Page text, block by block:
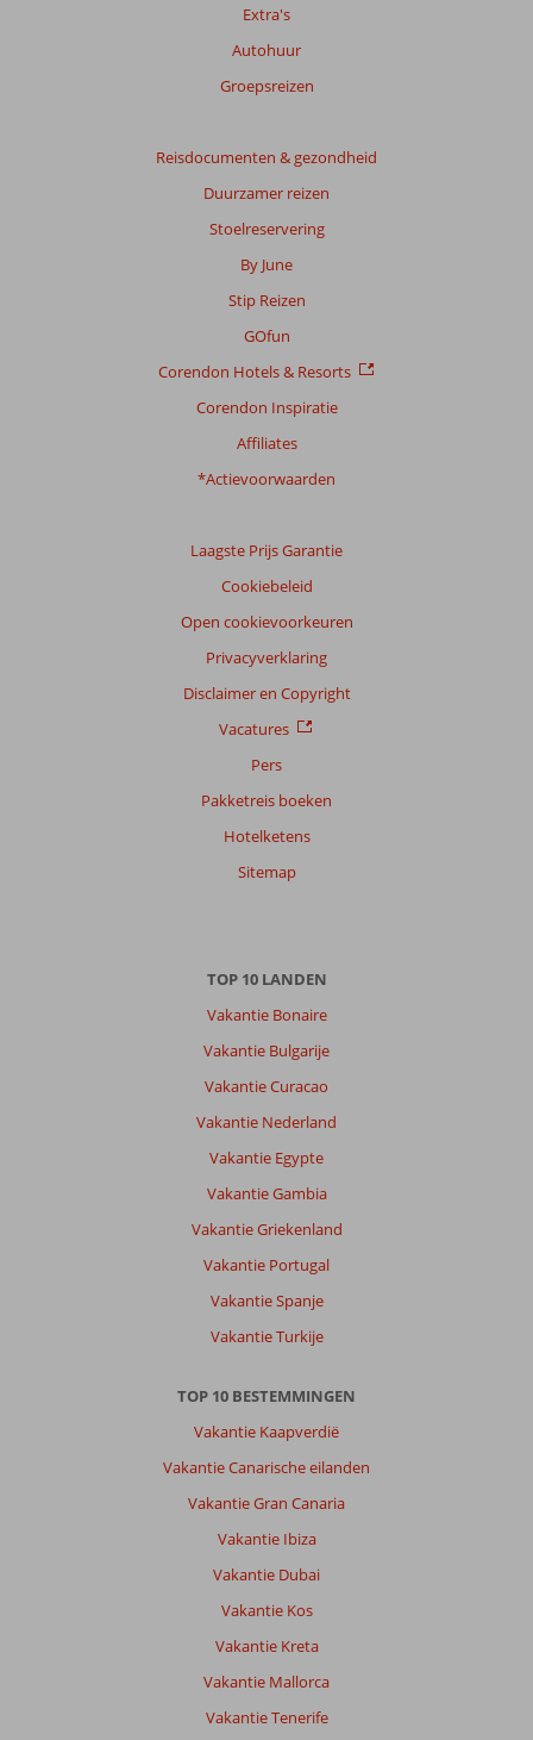
Extra's
Autohuur
Groepsreizen
Reisdocumenten & gezondheid
Duurzamer reizen
Stoelreservering
By June
Stip Reizen
GOfun
Corendon Hotels & Resorts
Corendon Inspiratie
Affiliates
*Actievoorwaarden
Laagste Prijs Garantie
Cookiebeleid
Open cookievoorkeuren
Privacyverklaring
Disclaimer en Copyright
Vacatures
Pers
Pakketreis boeken
Hotelketens
Sitemap
TOP 10 LANDEN
Vakantie Bonaire
Vakantie Bulgarije
Vakantie Curacao
Vakantie Nederland
Vakantie Egypte
Vakantie Gambia
Vakantie Griekenland
Vakantie Portugal
Vakantie Spanje
Vakantie Turkije
TOP 10 BESTEMMINGEN
Vakantie Kaapverdië
Vakantie Canarische eilanden
Vakantie Gran Canaria
Vakantie Ibiza
Vakantie Dubai
Vakantie Kos
Vakantie Kreta
Vakantie Mallorca
Vakantie Tenerife